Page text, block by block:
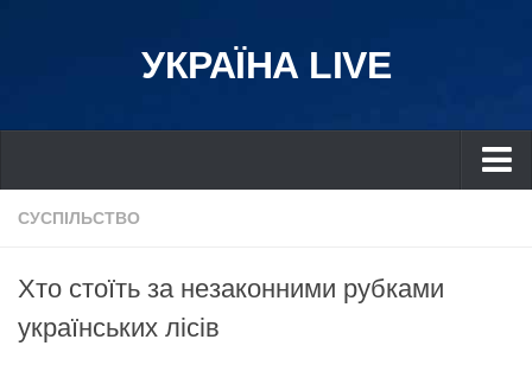
УКРАЇНА LIVE
Україна
Дніпро
Львів
СУСПІЛЬСТВО
Хто стоїть за незаконними рубками
українських лісів